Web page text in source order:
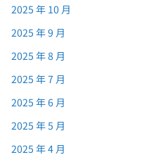
2025 年 10 月
2025 年 9 月
2025 年 8 月
2025 年 7 月
2025 年 6 月
2025 年 5 月
2025 年 4 月